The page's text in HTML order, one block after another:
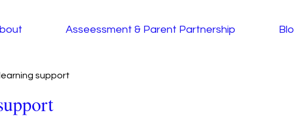
Asseessment & Parent Partnership
support